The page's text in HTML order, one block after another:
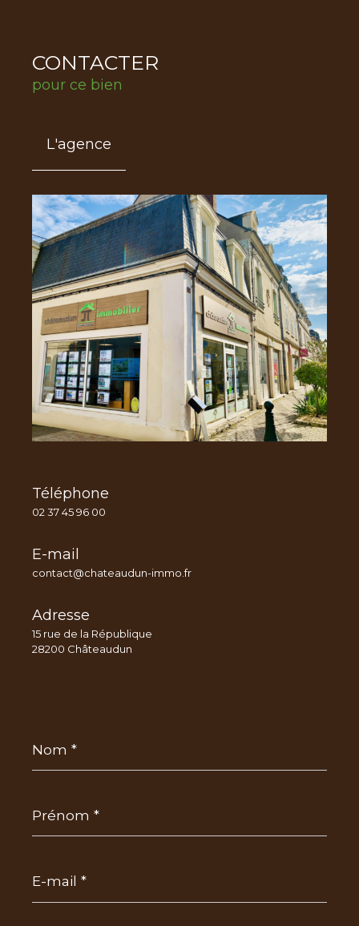
CONTACTER
pour ce bien
L'agence
Téléphone
02 37 45 96 00
E-mail
contact@chateaudun-immo.fr
Adresse
15 rue de la République
28200 Châteaudun
*
*
mail
*